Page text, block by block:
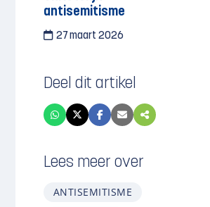
antisemitisme
27 maart 2026
Deel dit artikel
Lees meer over
ANTISEMITISME